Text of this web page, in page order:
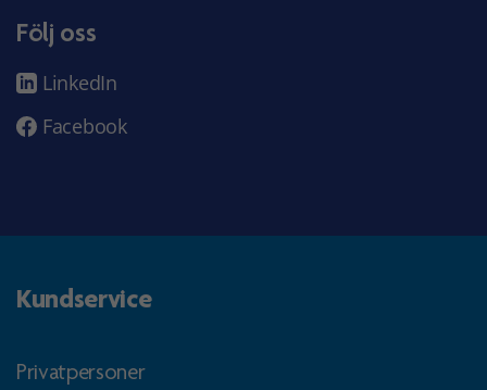
Följ oss
LinkedIn
Facebook
Kundservice
Privatpersoner